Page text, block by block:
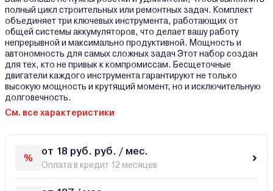
полный цикл строительных или ремонтных задач. Комплект
объединяет три ключевых инструмента, работающих от
общей системы аккумуляторов, что делает вашу работу
непрерывной и максимально продуктивной. Мощность и
автономность для самых сложных задач Этот набор создан
для тех, кто не привык к компромиссам. Бесщеточные
двигатели каждого инструмента гарантируют не только
высокую мощность и крутящий момент, но и исключительную
долговечность.
См. все характеристики
от 18 руб. руб. / мес.
Оплата в кредит 12 месяцев